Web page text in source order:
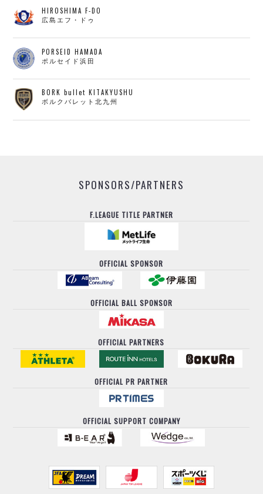
HIROSHIMA F-DO
広島エフ・ドゥ
PORSEID HAMADA
ポルセイド浜田
BORK bullet KITAKYUSHU
ボルクバレット北九州
SPONSORS/PARTNERS
F.LEAGUE TITLE PARTNER
OFFICIAL SPONSOR
OFFICIAL BALL SPONSOR
OFFICIAL PARTNERS
OFFICIAL PR PARTNER
OFFICIAL SUPPORT COMPANY